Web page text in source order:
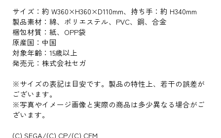
サイズ：約 W360×H360×D110mm、持ち手：約 H340mm
製品素材：綿、ポリエステル、PVC、銅、合金
梱包材質：紙、OPP袋
原産国：中国
対象年齢：15歳以上
発売元：株式会社セガ
※サイズの表記は目安です。製品の特性上、若干の誤差が
ございます。
※写真やイメージ画像と実際の商品は多少異なる場合がご
ざいます。
(C) SEGA/(C) CP/(C) CFM